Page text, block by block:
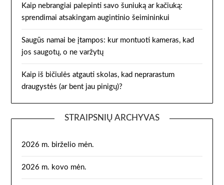
Kaip nebrangiai palepinti savo šuniuką ar kačiuką:
sprendimai atsakingam augintinio šeimininkui
Saugūs namai be įtampos: kur montuoti kameras, kad
jos saugotų, o ne varžytų
Kaip iš bičiulės atgauti skolas, kad neprarastum
draugystės (ar bent jau pinigų)?
STRAIPSNIŲ ARCHYVAS
2026 m. birželio mėn.
2026 m. kovo mėn.